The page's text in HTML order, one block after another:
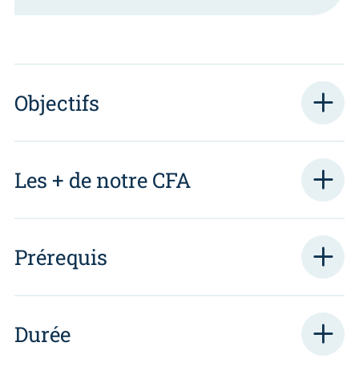
Objectifs
Les + de notre CFA
Prérequis
Durée